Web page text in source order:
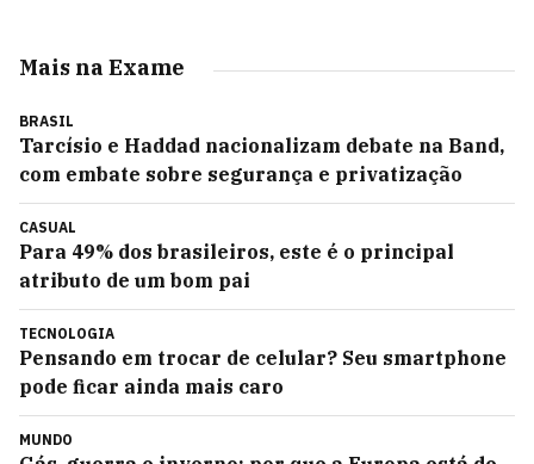
Mais na Exame
BRASIL
Tarcísio e Haddad nacionalizam debate na Band,
com embate sobre segurança e privatização
CASUAL
Para 49% dos brasileiros, este é o principal
atributo de um bom pai
TECNOLOGIA
Pensando em trocar de celular? Seu smartphone
pode ficar ainda mais caro
MUNDO